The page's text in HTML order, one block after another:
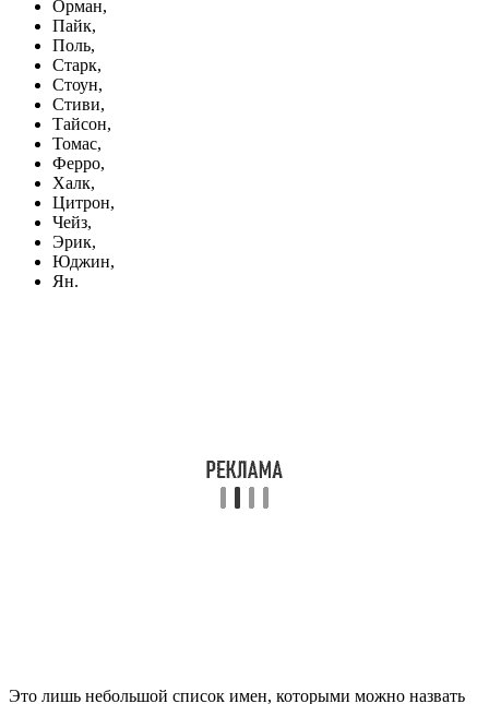
Орман,
Пайк,
Поль,
Старк,
Стоун,
Стиви,
Тайсон,
Томас,
Ферро,
Халк,
Цитрон,
Чейз,
Эрик,
Юджин,
Ян.
Это лишь небольшой список имен, которыми можно назвать